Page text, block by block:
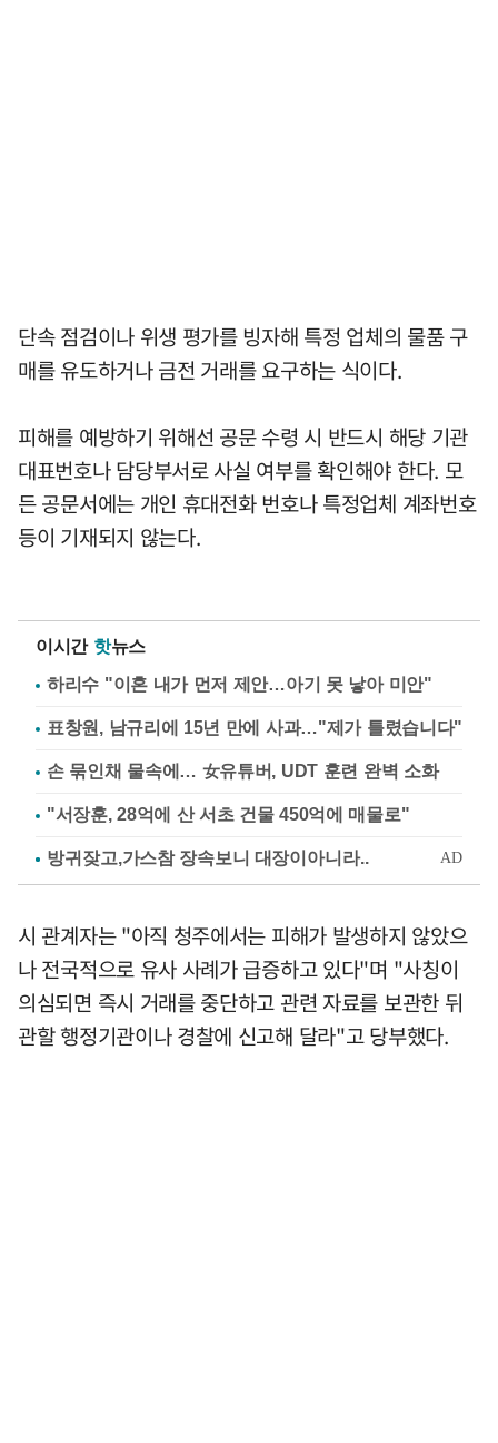
단속 점검이나 위생 평가를 빙자해 특정 업체의 물품 구
매를 유도하거나 금전 거래를 요구하는 식이다.
피해를 예방하기 위해선 공문 수령 시 반드시 해당 기관
대표번호나 담당부서로 사실 여부를 확인해야 한다. 모
든 공문서에는 개인 휴대전화 번호나 특정업체 계좌번호
등이 기재되지 않는다.
이시간 핫뉴스
하리수 "이혼 내가 먼저 제안…아기 못 낳아 미안"
표창원, 남규리에 15년 만에 사과…"제가 틀렸습니다"
손 묶인채 물속에… 女유튜버, UDT 훈련 완벽 소화
"서장훈, 28억에 산 서초 건물 450억에 매물로"
시 관계자는 "아직 청주에서는 피해가 발생하지 않았으
나 전국적으로 유사 사례가 급증하고 있다"며 "사칭이
의심되면 즉시 거래를 중단하고 관련 자료를 보관한 뒤
관할 행정기관이나 경찰에 신고해 달라"고 당부했다.